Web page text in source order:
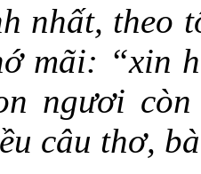
nhất, theo
mãi: “xin
ngươi
câu thơ,